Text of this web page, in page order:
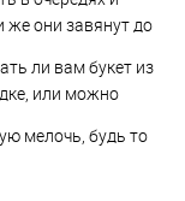
же они завянут до
ли вам букет из
или можно
мелочь, будь то